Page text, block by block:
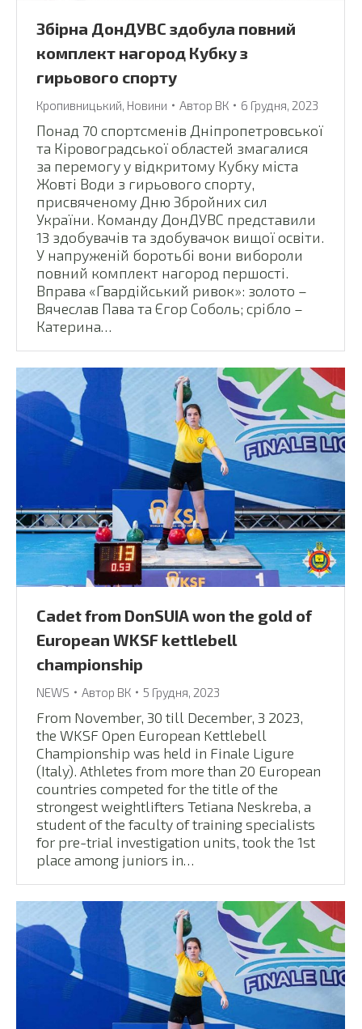
Збірна ДонДУВС здобула повний
комплект нагород Кубку з
гирьового спорту
Кропивницький Новини Автор ВК 6 Грудня, 2023
Понад 70 спортсменів Дніпропетровської
та Кіровоградської областей змагалися
за перемогу у відкритому Кубку міста
Жовті Води з гирьового спорту,
присвяченому Дню Збройних сил
України. Команду ДонДУВС представили
13 здобувачів та здобувачок вищої освіти.
У напруженій боротьбі вони вибороли
повний комплект нагород першості.
Вправа «Гвардійський ривок»: золото –
Вячеслав Пава та Єгор Соболь; срібло –
Катерина…
Сadet from DonSUIA won the gold of
European WKSF kettlebell
championship
NEWS Автор ВК 5 Грудня, 2023
From November, 30 till December, 3 2023,
the WKSF Open European Kettlebell
Championship was held in Finale Ligure
(Italy). Athletes from more than 20 European
countries competed for the title of the
strongest weightlifters Tetiana Neskreba, a
student of the faculty of training specialists
for pre-trial investigation units, took the 1st
place among juniors in…